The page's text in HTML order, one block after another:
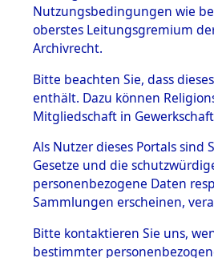
BESTÄNDE
1.
mente
5. Verschiedenes
5.3
Todesmärsche
5.3.1 Alliierte
Erhebungen
zu
Nutzungsbedingungen wie
oberstes Leitungsgremium
Archivrecht.
Bitte beachten Sie, dass
enthält. Dazu können
Mitgliedschaft in
Als Nutzer dieses Portals sind
Gesetze und die
personenbezogene Daten
Sammlungen erscheinen,
Bitte kontaktieren Sie uns,
bestimmter